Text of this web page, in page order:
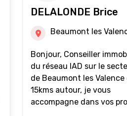
DELALONDE Brice
Beaumont les
Bonjour, Conseiller immobilier
du réseau IAD sur le
de Beaumont les Valence
15kms autour, je vous
accompagne dans vos